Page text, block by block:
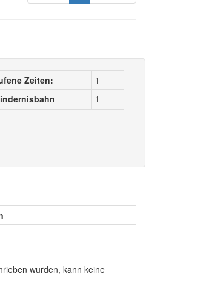
Zeiten:
1
1
wurden, kann keine